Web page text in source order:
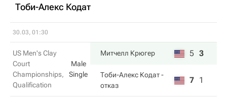
Тоби-Алекс Кодат
30.03, 01:30
US Men's Clay
Court
Championships,
Qualification
Male
Single
Митчелл Крюгер 5 3
Тоби-Алекс Кодат-
отказ
7 1